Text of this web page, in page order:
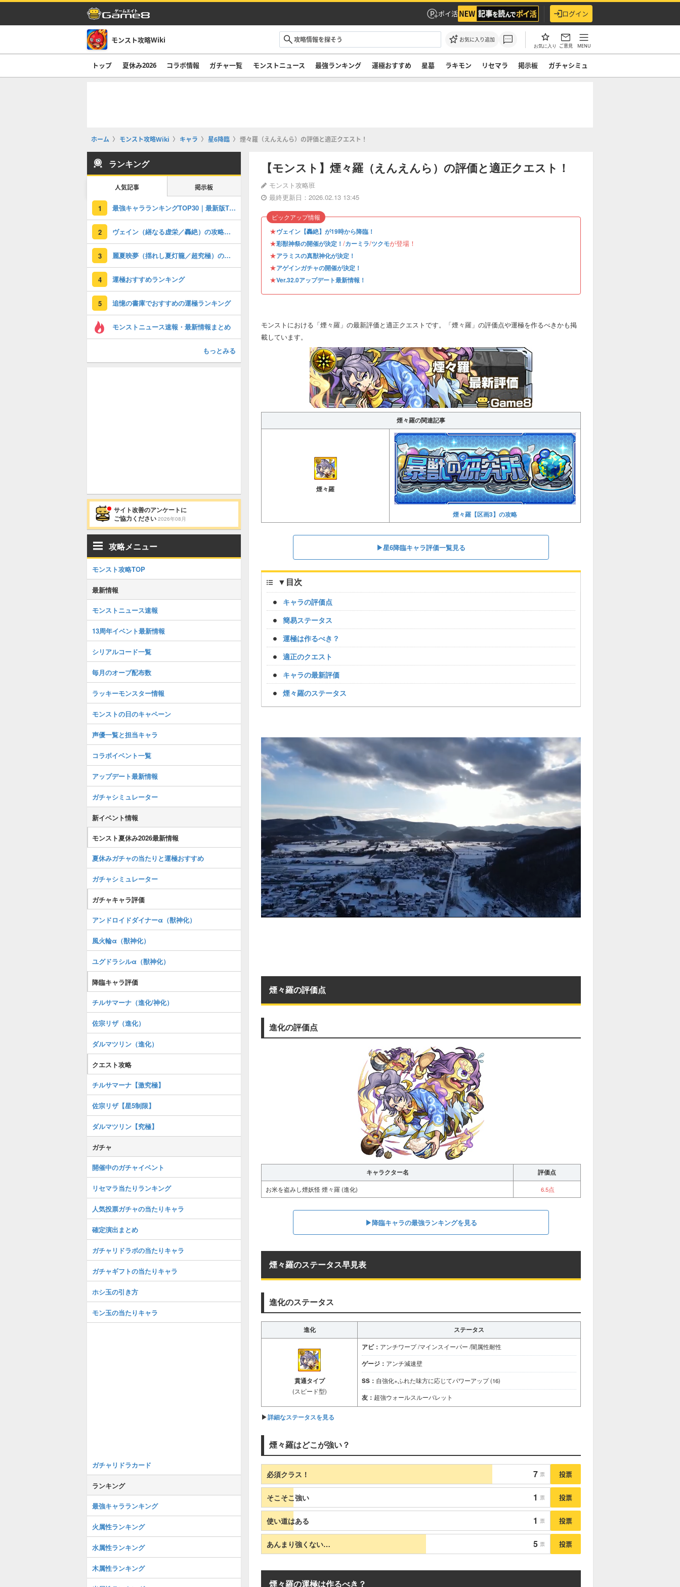
ポイ活 ログイン
モンスト攻略Wiki お気に入り追加
お気に入り ご意見 MENU
トップ 夏休み2026 コラボ情報 ガチャ一覧 モンストニュース 最強ランキング 運極おすすめ 星墓 ラキモン リセマラ 掲示板 ガチャシミュ
ホーム モンスト攻略Wiki キャラ 星6降臨 煙々羅（えんえんら）の評価と適正クエスト！
【モンスト】煙々羅（えんえんら）の評価と適正クエスト！
モンスト攻略班
最終更新日：2026.02.13 13:45
★ヴェイン【轟絶】が19時から降臨！
★彩獣神祭の開催が決定！ /カーミラ/ツクモが登場！
★アラミスの真獣神化が決定！
★アゲインガチャの開催が決定！
★Ver.32.0アップデート最新情報！
ピックアップ情報
モンストにおける「煙々羅」の最新評価と適正クエストです。「煙々羅」の評価点や運極を作るべきかも掲
載しています。
煙々羅の関連記事
煙々羅
煙々羅【区画3】の攻略
▶︎︎星6降臨キャラ評価一覧見る
▼ 目次
キャラの評価点
簡易ステータス
運極は作るべき？
適正のクエスト
キャラの最新評価
煙々羅のステータス
煙々羅の評価点
進化の評価点
キャラクター名 評価点
お米を盗みし煙妖怪 煙々羅 (進化) 6.5点
▶︎︎降臨キャラの最強ランキングを見る
煙々羅のステータス早見表
進化のステータス
進化 ステータス
貫通タイプ
(スピード型)
アビ： アンチワープ /マインスイーパー /闇属性耐性
ゲージ： アンチ減速壁
SS： 自強化+ふれた味方に応じてパワーアップ (16)
友： 超強ウォールスルーバレット
▶︎詳細なステータスを見る
煙々羅はどこが強い？
必須クラス！ 7 票 投票
そこそこ強い 1 票 投票
使い道はある 1 票 投票
あんまり強くない… 5 票 投票
煙々羅の運極は作るべき？
ランキング
人気記事 掲示板
1 最強キャラランキングTOP30｜最新版Tier
2 ヴェイン（繕なる虚栄／轟絶）の攻略と適正
3 麗夏映夢（揺れし夏灯籠／超究極）の攻略と適正
4 運極おすすめランキング
5 追憶の書庫でおすすめの運極ランキング
モンストニュース速報・最新情報まとめ
もっとみる
サイト改善のアンケートに
ご協力ください 2026年08月
攻略メニュー
モンスト攻略TOP
最新情報
モンストニュース速報
13周年イベント最新情報
シリアルコード一覧
毎月のオーブ配布数
ラッキーモンスター情報
モンストの日のキャペーン
声優一覧と担当キャラ
コラボイベント一覧
アップデート最新情報
ガチャシミュレーター
新イベント情報
モンスト夏休み2026最新情報
夏休みガチャの当たりと運極おすすめ
ガチャシミュレーター
ガチャキャラ評価
アンドロイドダイナーα（獣神化）
風火輪α（獣神化）
ユグドラシルα（獣神化）
降臨キャラ評価
チルサマーナ（進化/神化）
佐宗リザ（進化）
ダルマツリン（進化）
クエスト攻略
チルサマーナ【激究極】
佐宗リザ【星5制限】
ダルマツリン【究極】
ガチャ
開催中のガチャイベント
リセマラ当たりランキング
人気投票ガチャの当たりキャラ
確定演出まとめ
ガチャリドラボの当たりキャラ
ガチャギフトの当たりキャラ
ホシ玉の引き方
モン玉の当たりキャラ
ガチャリドラカード
ランキング
最強キャラランキング
火属性ランキング
水属性ランキング
木属性ランキング